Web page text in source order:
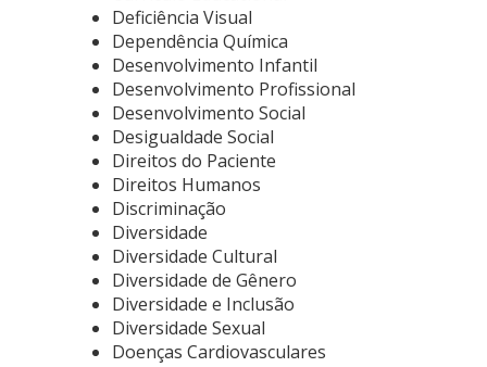
Deficiência Visual
Dependência Química
Desenvolvimento Infantil
Desenvolvimento Profissional
Desenvolvimento Social
Desigualdade Social
Direitos do Paciente
Direitos Humanos
Discriminação
Diversidade
Diversidade Cultural
Diversidade de Gênero
Diversidade e Inclusão
Diversidade Sexual
Doenças Cardiovasculares